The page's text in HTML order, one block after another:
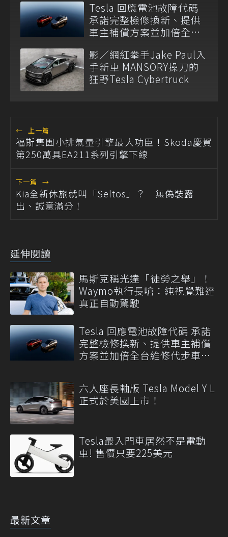
Tesla 回應電池故障代碼
承諾完整檢修換新、提供
車主補償方案並加倍全台
影／網紅拳手Jake Paul入
手新車 MANSORY操刀的
狂野Tesla Cybertruck
← 上一篇
福斯集團小排氣量引擎最大功臣！Skoda慶賀
第250萬具EA211系列引擎下線
下一篇 →
Kia全新休旅就叫「Seltos」？ 無偽裝露
出、誠意滿分！
延伸閱讀
馬斯克稱光達「徒勞之舉」！
Waymo執行長嗆：純視覺難達
真正自動駕駛
Tesla 回應電池故障代碼 承諾
完整檢修換新、提供車主補償
方案並加倍全台維修代步車數
六人座長軸版 Tesla Model Y L
正式於美國上市！
Tesla最入門車居然不是電動
車! 售價只要225美元
最新文章